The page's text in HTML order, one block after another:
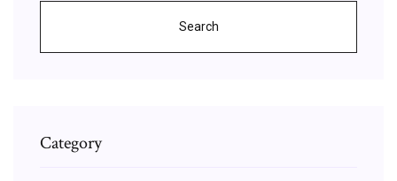
Search
Category